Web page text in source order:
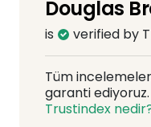
Douglas
is verified by
Tüm
garanti ediyoruz.
Trustindex